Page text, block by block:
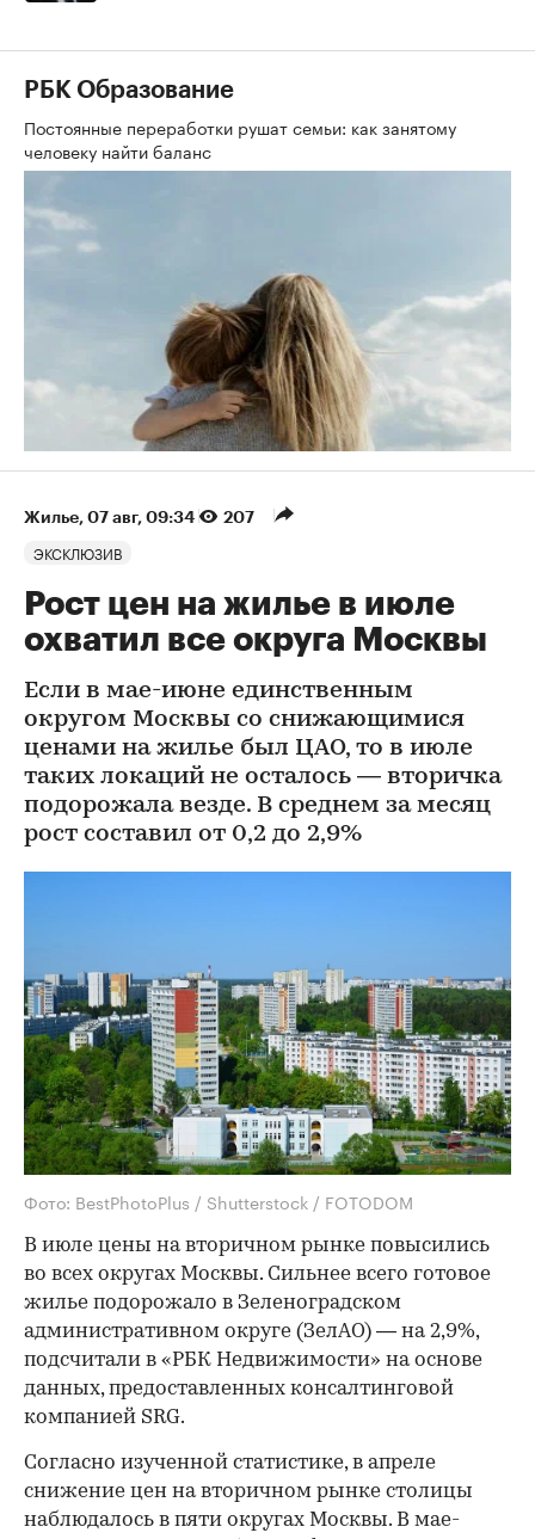
РБК Образование
Постоянные переработки рушат семьи: как занятому
человеку найти баланс
Жилье⁠, 07 авг, 09:34 207
ЭКСКЛЮЗИВ
Рост цен на жилье в июле
охватил все округа Москвы
Если в мае-июне единственным
округом Москвы со снижающимися
ценами на жилье был ЦАО, то в июле
таких локаций не осталось — вторичка
подорожала везде. В среднем за месяц
рост составил от 0,2 до 2,9%
Фото: BestPhotoPlus / Shutterstock / FOTODOM
В июле цены на вторичном рынке повысились
во всех округах Москвы. Сильнее всего готовое
жилье подорожало в Зеленоградском
административном округе (ЗелАО) — на 2,9%,
подсчитали в «РБК Недвижимости» на основе
данных, предоставленных консалтинговой
компанией SRG.
Согласно изученной статистике, в апреле
снижение цен на вторичном рынке столицы
наблюдалось в пяти округах Москвы. В мае-